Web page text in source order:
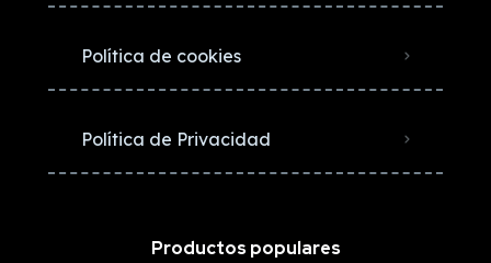
Política de cookies
Política de Privacidad
Productos populares